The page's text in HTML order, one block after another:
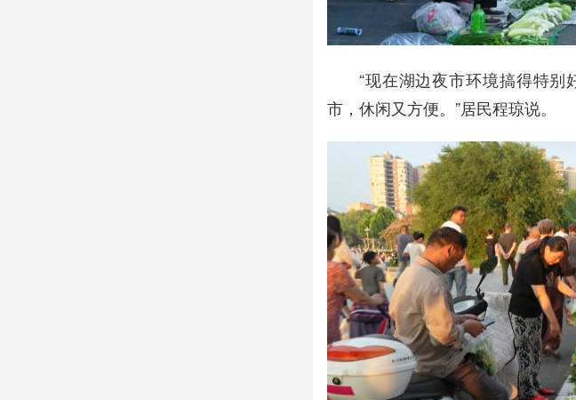
“现在湖边夜市环境搞得特
市，休闲又方便。”居民程琼说。